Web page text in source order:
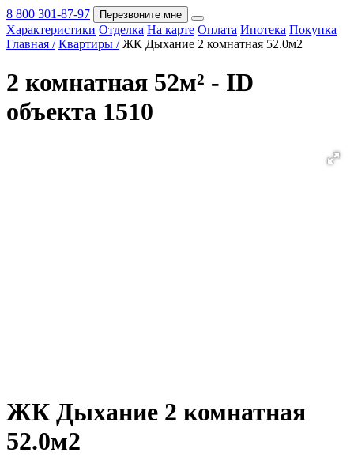
Покупка
8 800 301-87-97 Перезвоните мне
Характеристики Отделка На карте Оплата Ипотека Покупка
Главная / Квартиры / ЖК Дыхание 2 комнатная 52.0м2
2 комнатная 52м² - ID
объекта 1510
ЖК Дыхание 2 комнатная
52.0м2